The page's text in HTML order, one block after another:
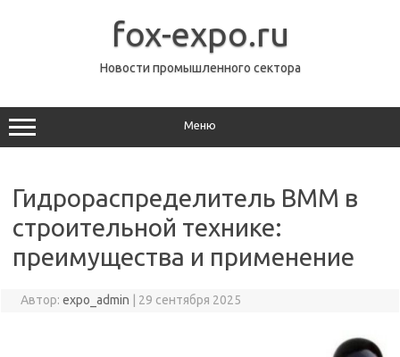
fox-expo.ru
Новости промышленного сектора
Меню
Гидрораспределитель ВММ в
строительной технике:
преимущества и применение
Автор: expo_admin 29 сентября 2025